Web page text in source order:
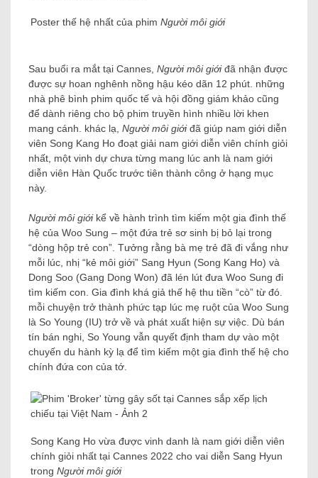
Poster thế hệ nhất của phim Người môi giới
Sau buổi ra mắt tại Cannes, Người môi giớiđã nhận được
được sự hoan nghênh nồng hậu kéo dãn 12 phút. những
nhà phê bình phim quốc tế và hội đồng giám khảo cũng
để dành riêng cho bộ phim truyền hình nhiều lời khen
mang cánh. khác lạ, Người môi giớiđã giúp nam giới diễn
viên Song Kang Ho đoạt giải nam giới diễn viên chính giỏi
nhất, một vinh dự chưa từng mang lúc anh là nam giới
diễn viên Hàn Quốc trước tiên thành công ở hạng mục
này.
Người môi giới kể về hành trình tìm kiếm một gia đình thế
hệ của Woo Sung – một đứa trẻ sơ sinh bị bỏ lại trong
“dòng hộp trẻ con”. Tưởng rằng bà mẹ trẻ đã đi vắng như
mỗi lúc, nhị “kẻ môi giới” Sang Hyun (Song Kang Ho) và
Dong Soo (Gang Dong Won) đã lén lút đưa Woo Sung đi
tìm kiếm con. Gia đình khá giả thế hệ thu tiền “cò” từ đó.
mỗi chuyện trở thành phức tạp lúc mẹ ruột của Woo Sung
là So Young (IU) trở về và phát xuất hiện sự việc. Dù bán
tín bán nghi, So Young vẫn quyết định tham dự vào một
chuyến du hành kỳ lạ để tìm kiếm một gia đình thế hệ cho
chính đứa con của tớ.
Song Kang Ho vừa được vinh danh là nam giới diễn viên
chính giỏi nhất tại Cannes 2022 cho vai diễn Sang Hyun
trong Người môi giới